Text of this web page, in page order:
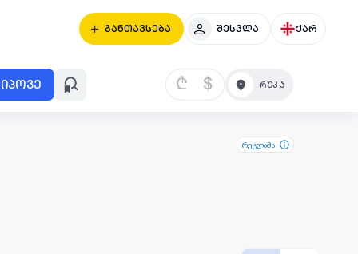
განთავსება შესვლა ქარ
იპოვე ₾ $
რეკლამა